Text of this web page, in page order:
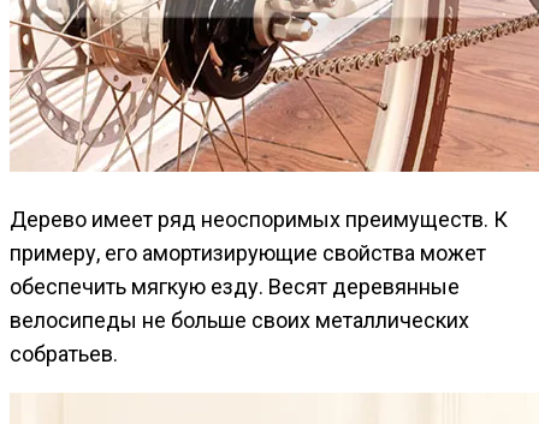
Дерево имеет ряд неоспоримых преимуществ. К
примеру, его амортизирующие свойства может
обеспечить мягкую езду. Весят деревянные
велосипеды не больше своих металлических
собратьев.